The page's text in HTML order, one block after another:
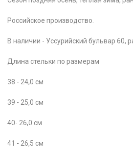
Российское производство.
В наличии - Уссурийский бульвар 60,
Длина стельки по размерам
38 - 24,0 см
39 - 25,0 см
40- 26,0 см
41 - 26,5 см